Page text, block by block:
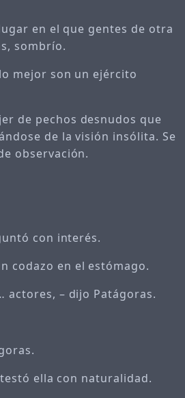
en el que gentes de otra
sombrío.
mejor son un ejército
de pechos desnudos que
de la visión insólita. Se
observación.
con interés.
codazo en el estómago.
actores, – dijo Patágoras.
ella con naturalidad.